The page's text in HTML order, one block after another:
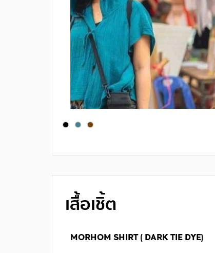
เสื้อเชิ้ต
MORHOM SHIRT ( DARK TIE DYE)